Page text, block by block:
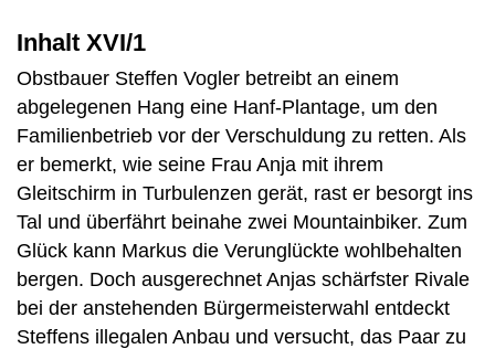
Inhalt XVI/1
Obstbauer Steffen Vogler betreibt an einem
abgelegenen Hang eine Hanf-Plantage, um den
Familienbetrieb vor der Verschuldung zu retten. Als
er bemerkt, wie seine Frau Anja mit ihrem
Gleitschirm in Turbulenzen gerät, rast er besorgt ins
Tal und überfährt beinahe zwei Mountainbiker. Zum
Glück kann Markus die Verunglückte wohlbehalten
bergen. Doch ausgerechnet Anjas schärfster Rivale
bei der anstehenden Bürgermeisterwahl entdeckt
Steffens illegalen Anbau und versucht, das Paar zu